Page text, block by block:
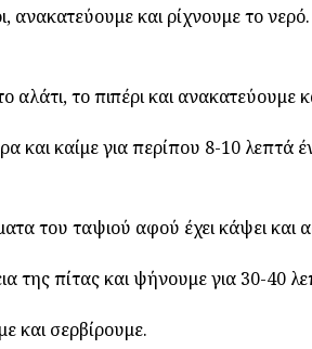
ανακατεύουμε και ρίχνουμε το
το πιπέρι και ανακατεύουμε
καίμε για περίπου 8-10 λεπτά
του ταψιού αφού έχει κάψει και
της πίτας και ψήνουμε για 30-40
και σερβίρουμε.